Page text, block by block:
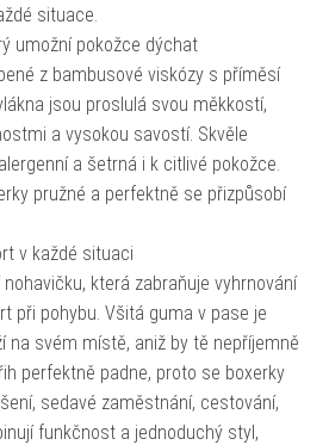
situace.
umožní pokožce dýchat
z bambusové viskózy s příměsí
jsou proslulá svou měkkostí,
a vysokou savostí. Skvěle
a šetrná i k citlivé pokožce.
pružné a perfektně se přizpůsobí
v každé situaci
která zabraňuje vyhrnování
při pohybu. Všitá guma v pase je
na svém místě, aniž by tě nepříjemně
perfektně padne, proto se boxerky
sedavé zaměstnání, cestování,
funkčnost a jednoduchý styl,